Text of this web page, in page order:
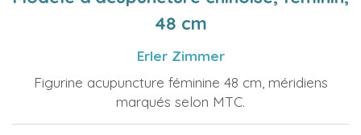
48 cm
Erler Zimmer
Figurine acupuncture féminine 48 cm, méridiens
marqués selon MTC.